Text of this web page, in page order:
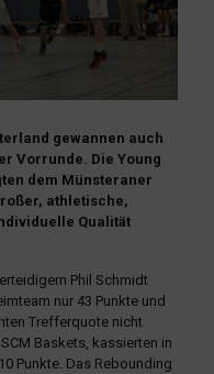
gewannen auch
Vorrunde. Die Young
dem Münsteraner
athletische,
Qualität
Phil Schmidt
nur 43 Punkte und
Trefferquote nicht
Baskets, kassierten in
Punkte. Das Rebounding